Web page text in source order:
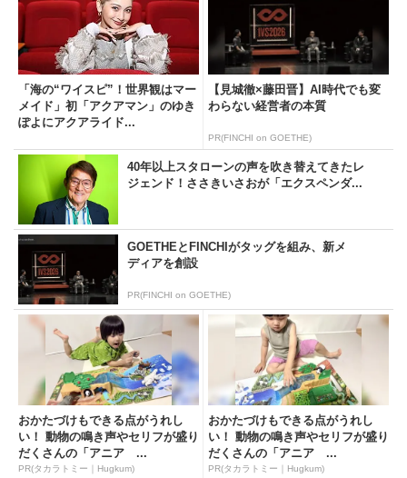
「海の“ワイスピ”！世界観はマー
メイド」初「アクアマン」のゆき
ぽよにアクアライド...
【見城徹×藤田晋】AI時代でも変
わらない経営者の本質
PR(FINCHI on GOETHE)
40年以上スタローンの声を吹き替えてきたレ
ジェンド！ささきいさおが「エクスペンダ...
GOETHEとFINCHIがタッグを組み、新メ
ディアを創設
PR(FINCHI on GOETHE)
おかたづけもできる点がうれし
い！ 動物の鳴き声やセリフが盛り
だくさんの「アニア ...
PR(タカラトミー｜Hugkum)
おかたづけもできる点がうれし
い！ 動物の鳴き声やセリフが盛り
だくさんの「アニア ...
PR(タカラトミー｜Hugkum)